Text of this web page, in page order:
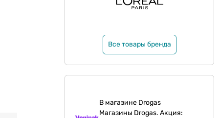
Все товары бренда
В магазине Drogas
Магазины Drogas. Акция: